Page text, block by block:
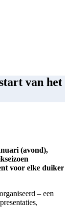
van het
(avond),
voor elke duiker
– een